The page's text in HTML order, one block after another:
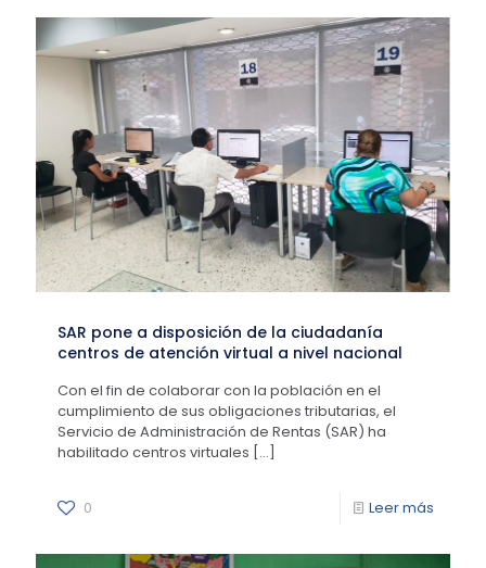
SAR pone a disposición de la ciudadanía
centros de atención virtual a nivel nacional
Con el fin de colaborar con la población en el
cumplimiento de sus obligaciones tributarias, el
Servicio de Administración de Rentas (SAR) ha
habilitado centros virtuales […]
0 Leer más